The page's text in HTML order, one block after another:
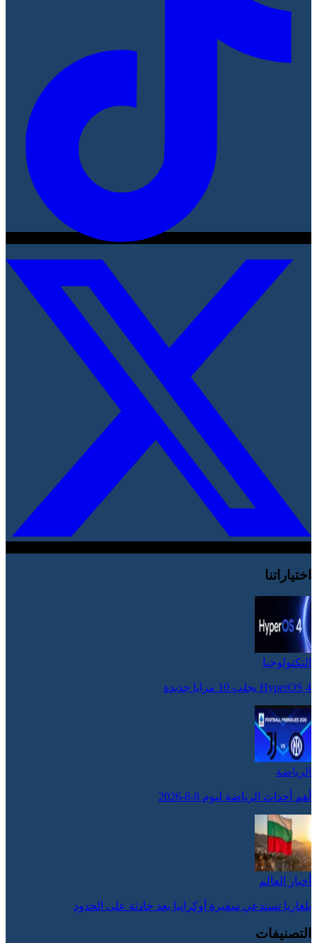
اختياراتنا
التكنولوجيا
HyperOS 4 يجلب 10 مزايا جديدة
الرياضة
أهم أحداث الرياضة ليوم 8-8-2026
أخبار العالم
بلغاريا تستدعي سفيرة أوكرانيا بعد حادثة على الحدود
التصنيفات